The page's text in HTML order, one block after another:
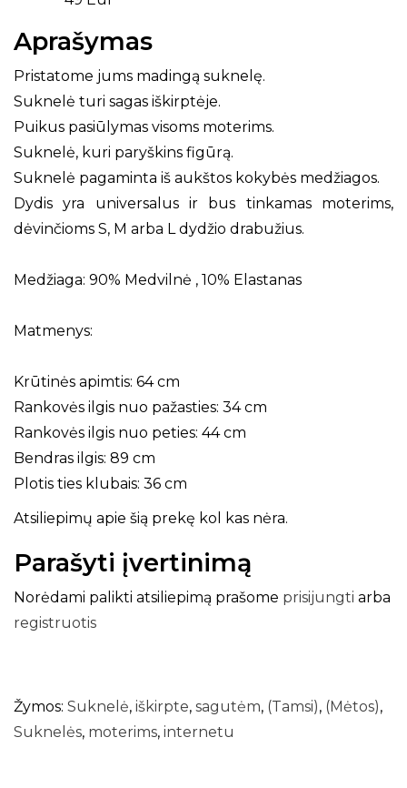
Aprašymas
Pristatome jums madingą suknelę.
Suknelė turi sagas iškirptėje.
Puikus pasiūlymas visoms moterims.
Suknelė, kuri paryškins figūrą.
Suknelė pagaminta iš aukštos kokybės medžiagos.
Dydis yra universalus ir bus tinkamas moterims,
dėvinčioms S, M arba L dydžio drabužius.
Medžiaga: 90% Medvilnė , 10% Elastanas
Matmenys:
Krūtinės apimtis: 64 cm
Rankovės ilgis nuo pažasties: 34 cm
Rankovės ilgis nuo peties: 44 cm
Bendras ilgis: 89 cm
Plotis ties klubais: 36 cm
Atsiliepimų apie šią prekę kol kas nėra.
Parašyti įvertinimą
Norėdami palikti atsiliepimą prašome prisijungti arba
registruotis
Žymos: Suknelė, iškirpte, sagutėm, (Tamsi), (Mėtos),
Suknelės, moterims, internetu